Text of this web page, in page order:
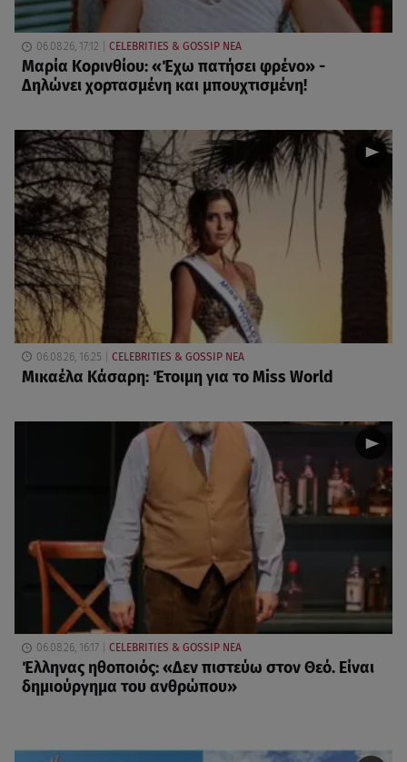
06.08.26, 17:12 CELEBRITIES & GOSSIP ΝΕΑ
Μαρία Κορινθίου: «Έχω πατήσει φρένο» -
Δηλώνει χορτασμένη και μπουχτισμένη!
06.08.26, 16:25 CELEBRITIES & GOSSIP ΝΕΑ
Μικαέλα Κάσαρη: Έτοιμη για το Miss World
06.08.26, 16:17 CELEBRITIES & GOSSIP ΝΕΑ
Έλληνας ηθοποιός: «Δεν πιστεύω στον Θεό. Είναι
δημιούργημα του ανθρώπου»